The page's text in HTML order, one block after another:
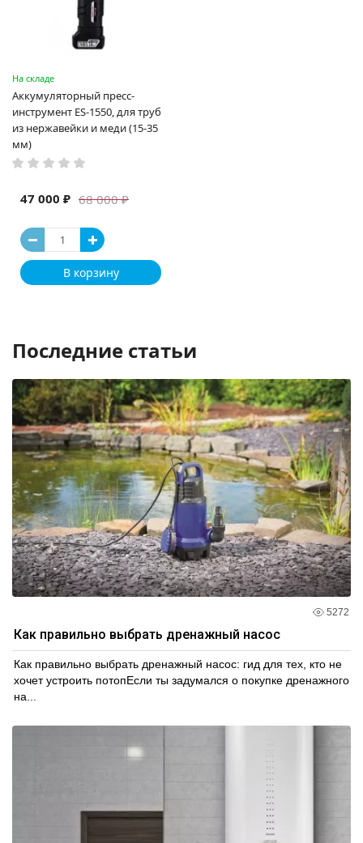
На складе
Аккумуляторный пресс-
инструмент ES-1550, для труб
из нержавейки и меди (15-35
мм)
68 000 ₽
47 000 ₽
В корзину
Последние статьи
5272
Как правильно выбрать дренажный насос
Как правильно выбрать дренажный насос: гид для тех, кто не
хочет устроить потопЕсли ты задумался о покупке дренажного
на...